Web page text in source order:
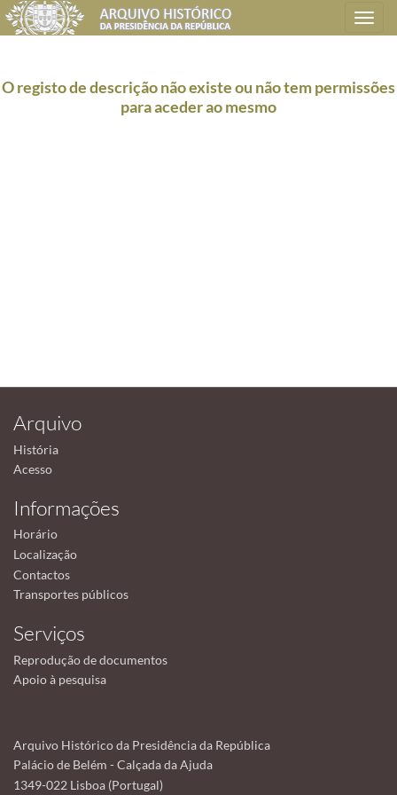
Toggle
navigation
O registo de descrição não existe ou não tem permissões
para aceder ao mesmo
Arquivo
História
Acesso
Informações
Horário
Localização
Contactos
Transportes públicos
Serviços
Reprodução de documentos
Apoio à pesquisa
Arquivo Histórico da Presidência da República
Palácio de Belém - Calçada da Ajuda
1349-022 Lisboa (Portugal)